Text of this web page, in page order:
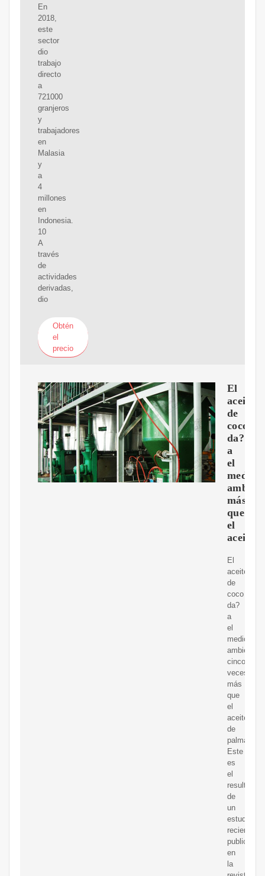
En
2018,
este
sector
dio
trabajo
directo
a
721000
granjeros
y
trabajadores
en
Malasia
y
a
4
millones
en
Indonesia.
10
A
través
de
actividades
derivadas,
dio
Obtén
el
precio
El
aceite
de
coco
da?
a
el
medio
más
que
el
aceite
El
aceite
de
coco
da?
a
el
medio
ambiente
cinco
veces
más
que
el
aceite
de
palma.
Este
es
el
resultado
de
un
estudio
reciente
publicado
en
la